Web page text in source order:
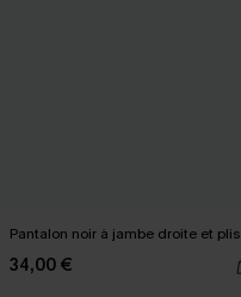
Pantalon noir à jambe droite et plis
34,00 €